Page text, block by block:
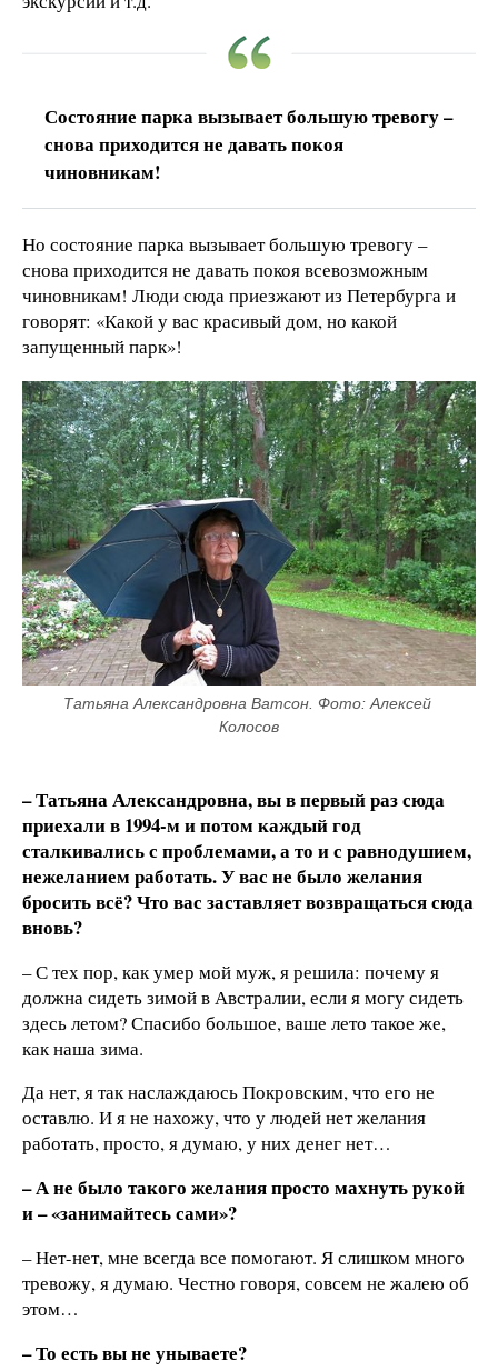
Состояние парка вызывает большую тревогу –
снова приходится не давать покоя
чиновникам!
Но состояние парка вызывает большую тревогу –
снова приходится не давать покоя всевозможным
чиновникам! Люди сюда приезжают из Петербурга и
говорят: «Какой у вас красивый дом, но какой
запущенный парк»!
Татьяна Александровна Ватсон. Фото: Алексей
Колосов
– Татьяна Александровна, вы в первый раз сюда
приехали в 1994-м и потом каждый год
сталкивались с проблемами, а то и с равнодушием,
нежеланием работать. У вас не было желания
бросить всё? Что вас заставляет возвращаться сюда
вновь?
– С тех пор, как умер мой муж, я решила: почему я
должна сидеть зимой в Австралии, если я могу сидеть
здесь летом? Спасибо большое, ваше лето такое же,
как наша зима.
Да нет, я так наслаждаюсь Покровским, что его не
оставлю. И я не нахожу, что у людей нет желания
работать, просто, я думаю, у них денег нет…
– А не было такого желания просто махнуть рукой
и – «занимайтесь сами»?
– Нет-нет, мне всегда все помогают. Я слишком много
тревожу, я думаю. Честно говоря, совсем не жалею об
этом…
– То есть вы не унываете?